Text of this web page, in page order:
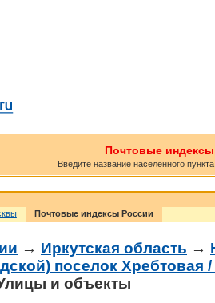
Почтовые
Введите название населённого
Почтовые индексы России
→ Иркутская область →
поселок Хребтовая
и объекты